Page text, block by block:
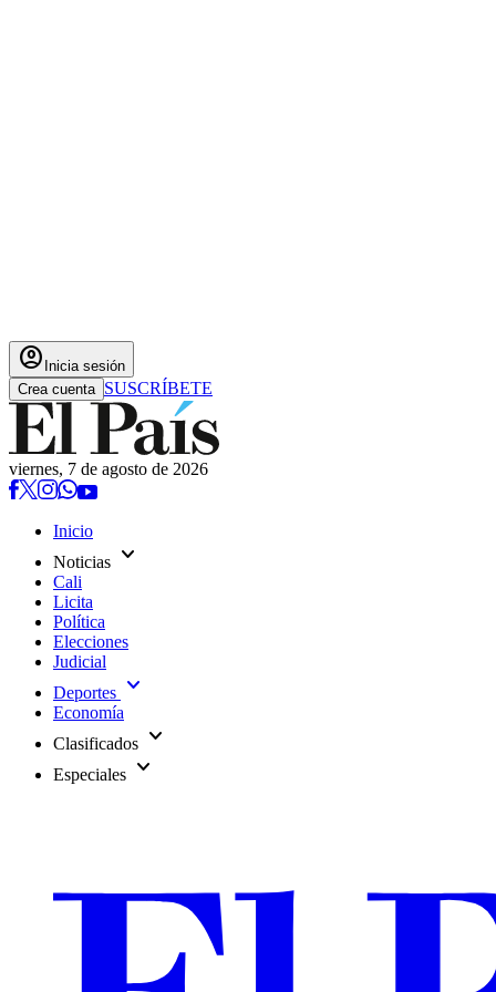
account_circle Inicia sesión
Crea cuenta SUSCRÍBETE
viernes, 7 de agosto de 2026
Inicio
Noticias expand_more
Cali
Licita
Política
Elecciones
Judicial
Deportes expand_more
Economía
Clasificados expand_more
Especiales expand_more